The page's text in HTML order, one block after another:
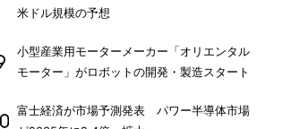
米ドル規模の予想
小型産業用モーターメーカー「オリエンタル
モーター」がロボットの開発・製造スタート
富士経済が市場予測発表 パワー半導体市場